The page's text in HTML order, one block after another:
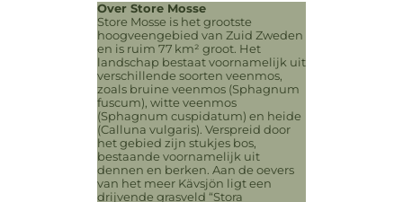
Over Store Mosse
Store Mosse is het grootste
hoogveengebied van Zuid Zweden
en is ruim 77 km² groot. Het
landschap bestaat voornamelijk uit
verschillende soorten veenmos,
zoals bruine veenmos (Sphagnum
fuscum), witte veenmos
(Sphagnum cuspidatum) en heide
(Calluna vulgaris). Verspreid door
het gebied zijn stukjes bos,
bestaande voornamelijk uit
dennen en berken. Aan de oevers
van het meer Kävsjön ligt een
drijvende grasveld “Stora